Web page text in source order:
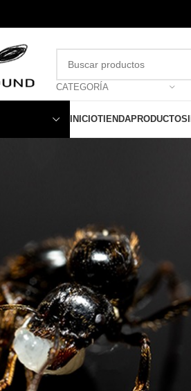
CATEGORÍA
INICIOTIENDAPRODUCTOS